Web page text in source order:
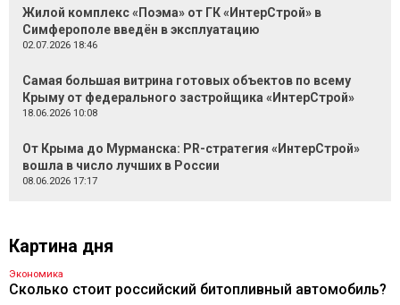
Жилой комплекс «Поэма» от ГК «ИнтерСтрой» в
Симферополе введён в эксплуатацию
02.07.2026 18:46
Самая большая витрина готовых объектов по всему
Крыму от федерального застройщика «ИнтерСтрой»
18.06.2026 10:08
От Крыма до Мурманска: PR-стратегия «ИнтерСтрой»
вошла в число лучших в России
08.06.2026 17:17
Картина дня
Экономика
Сколько стоит российский битопливный автомобиль?